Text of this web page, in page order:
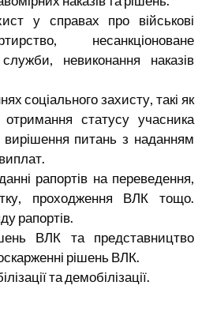
у справах про військові
несанкціоноване
невиконання наказів
соціального захисту, такі як
отримання статусу учасника
питань з наданням
рапортів на переведення,
проходження ВЛК тощо.
рапортів.
ВЛК та представництво
рішень ВЛК.
та демобілізації.